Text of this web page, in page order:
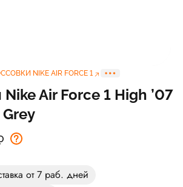
NIKE AIR FORCE 1
Air Force 1 High ’07
от 7 раб. дней